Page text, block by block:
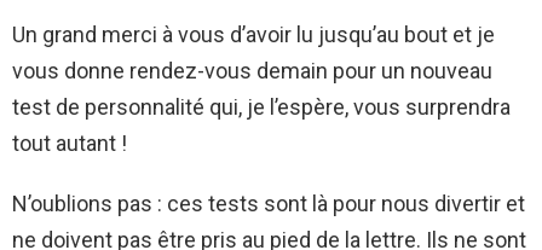
Un grand merci à vous d’avoir lu jusqu’au bout et je
vous donne rendez-vous demain pour un nouveau
test de personnalité qui, je l’espère, vous surprendra
tout autant !
N’oublions pas : ces tests sont là pour nous divertir et
ne doivent pas être pris au pied de la lettre. Ils ne sont